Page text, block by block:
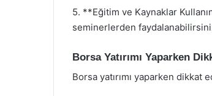
5. **Eğitim ve Kaynaklar
seminerlerden
Borsa Yatırımı Yaparken
Borsa yatırımı yaparken dikkat